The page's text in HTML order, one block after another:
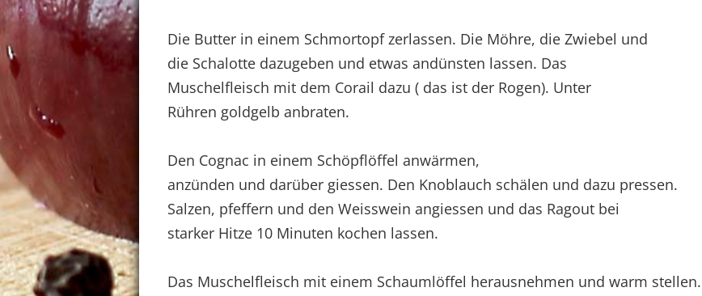
Die Butter in einem Schmortopf zerlassen. Die Möhre, die Zwiebel und
die Schalotte dazugeben und etwas andünsten lassen. Das
Muschelfleisch mit dem Corail dazu ( das ist der Rogen). Unter
Rühren goldgelb anbraten.
Den Cognac in einem Schöpflöffel anwärmen,
anzünden und darüber giessen. Den Knoblauch schälen und dazu pressen.
Salzen, pfeffern und den Weisswein angiessen und das Ragout bei
starker Hitze 10 Minuten kochen lassen.
Das Muschelfleisch mit einem Schaumlöffel herausnehmen und warm stellen.